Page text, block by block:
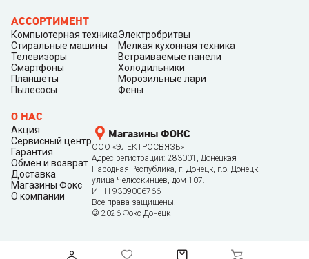
АССОРТИМЕНТ
Компьютерная техника
Стиральные машины
Телевизоры
Смартфоны
Планшеты
Пылесосы
Электробритвы
Мелкая кухонная техника
Встраиваемые панели
Холодильники
Морозильные лари
Фены
О НАС
Акция
Сервисный центр
Гарантия
Обмен и возврат
Доставка
Магазины Фокс
О компании
Магазины ФОКС
ООО «ЭЛЕКТРОСВЯЗЬ»
Адрес регистрации: 283001, Донецкая
Народная Республика, г. Донецк, г.о. Донецк,
улица Челюскинцев, дом 107.
ИНН 9309006766
Все права защищены.
© 2026 Фокс Донецк